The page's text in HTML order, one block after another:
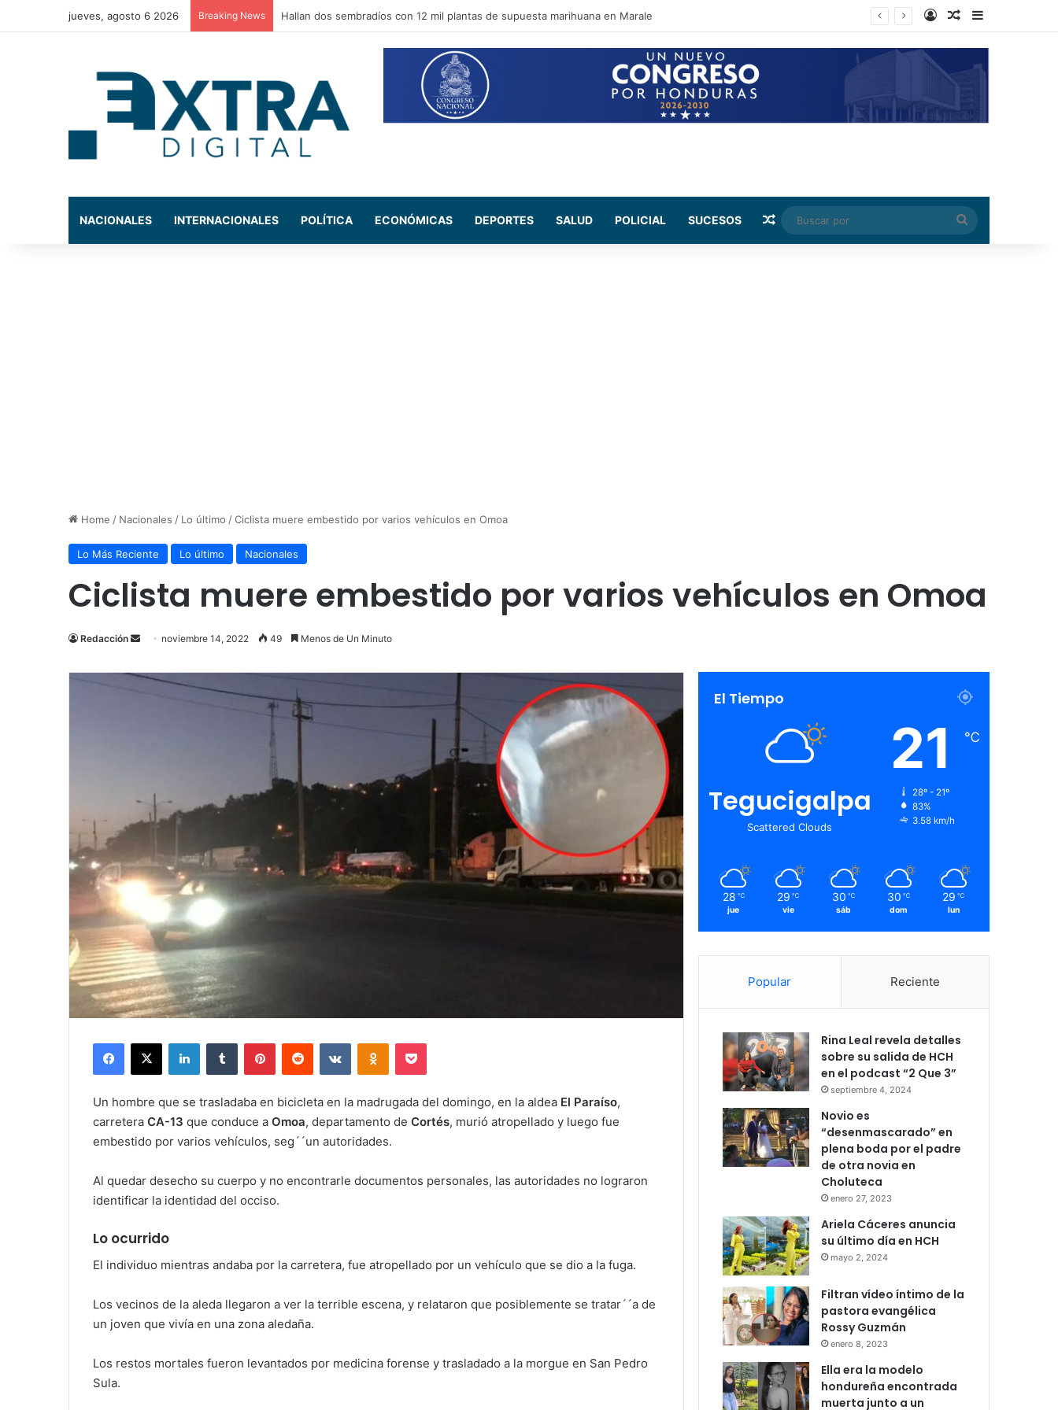
jueves, agosto 6 2026 Breaking News Policía Municipal apuesta por recuperar espacios públicos y reforzar la seguridad en la capital Log InRandom Article
Sidebar
NACIONALES INTERNACIONALES POLÍTICA ECONÓMICAS DEPORTES SALUD POLICIAL SUCESOS Random Article
Buscar
por
Home / Nacionales / Lo último /Ciclista muere embestido por varios vehículos en Omoa
Lo Más Reciente Lo último Nacionales
Ciclista muere embestido por varios vehículos en Omoa
Redacción
Send
email
noviembre 14, 2022 49 Menos de Un Minuto
Facebook
X LinkedInTumblr PinterestReddit VKontakteOdnoklassniki
Pocket
Un hombre que se trasladaba en bicicleta en la madrugada del domingo, en la aldea El Paraíso,
carretera CA-13 que conduce a Omoa, departamento de Cortés, murió atropellado y luego fue
embestido por varios vehículos, seg´´un autoridades.
Al quedar desecho su cuerpo y no encontrarle documentos personales, las autoridades no lograron
identificar la identidad del occiso.
Lo ocurrido
El individuo mientras andaba por la carretera, fue atropellado por un vehículo que se dio a la fuga.
Los vecinos de la aleda llegaron a ver la terrible escena, y relataron que posiblemente se tratar´´a de
un joven que vivía en una zona aledaña.
Los restos mortales fueron levantados por medicina forense y trasladado a la morgue en San Pedro
Sula.
El Tiempo
Tegucigalpa
Scattered Clouds
21 ℃
28º - 21º
83%
3.58 km/h
28 ℃
jue
29 ℃
vie
30 ℃
sáb
30 ℃
dom
29 ℃
lun
Popular Reciente
Rina Leal revela detalles
sobre su salida de HCH
en el podcast “2 Que 3”
septiembre 4, 2024
Novio es
“desenmascarado” en
plena boda por el padre
de otra novia en
Choluteca
enero 27, 2023
Ariela Cáceres anuncia
su último día en HCH
mayo 2, 2024
Filtran vídeo íntimo de la
pastora evangélica
Rossy Guzmán
enero 8, 2023
Ella era la modelo
hondureña encontrada
muerta junto a un